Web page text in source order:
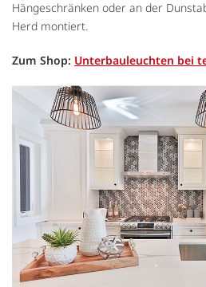
Hängeschränken oder an der
Herd montiert.
Zum Shop: Unterbauleuchten bei